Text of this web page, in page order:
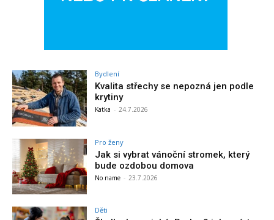
Bydlení
Kvalita střechy se nepozná jen podle
krytiny
Katka - 24.7.2026
Pro ženy
Jak si vybrat vánoční stromek, který
bude ozdobou domova
No name - 23.7.2026
Děti